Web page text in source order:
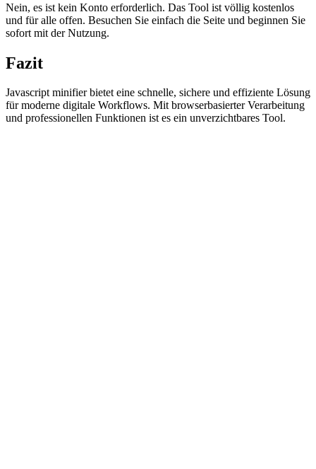
Nein, es ist kein Konto erforderlich. Das Tool ist völlig kostenlos
und für alle offen. Besuchen Sie einfach die Seite und beginnen Sie
sofort mit der Nutzung.
Fazit
Javascript minifier bietet eine schnelle, sichere und effiziente Lösung
für moderne digitale Workflows. Mit browserbasierter Verarbeitung
und professionellen Funktionen ist es ein unverzichtbares Tool.